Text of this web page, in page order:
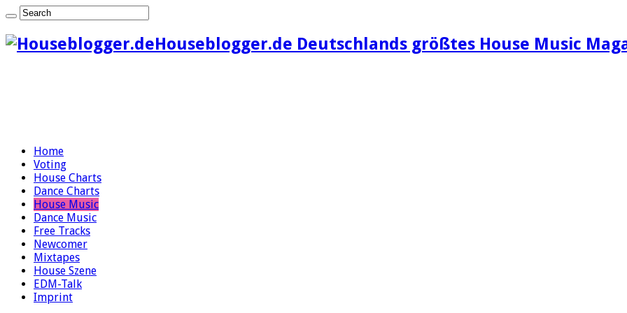
Houseblogger.de Deutschlands größtes House Music
Home
Voting
House Charts
Dance Charts
House Music
Dance Music
Free Tracks
Newcomer
Mixtapes
House Szene
EDM-Talk
Imprint